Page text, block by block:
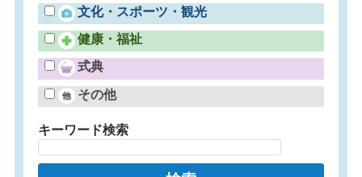
文化・スポーツ・観光
健康・福祉
式典
その他
キーワード検索